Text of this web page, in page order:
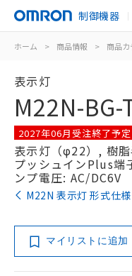
制御機器
ホーム > 商品情報 > 商品カ
表示灯
M22N-BG-
2027年06月受注終了予定
表示灯（φ22）, 樹
プッシュインPlus端
ンプ電圧: AC/DC6V
M22N 表示灯 形式仕
マイリストに追加